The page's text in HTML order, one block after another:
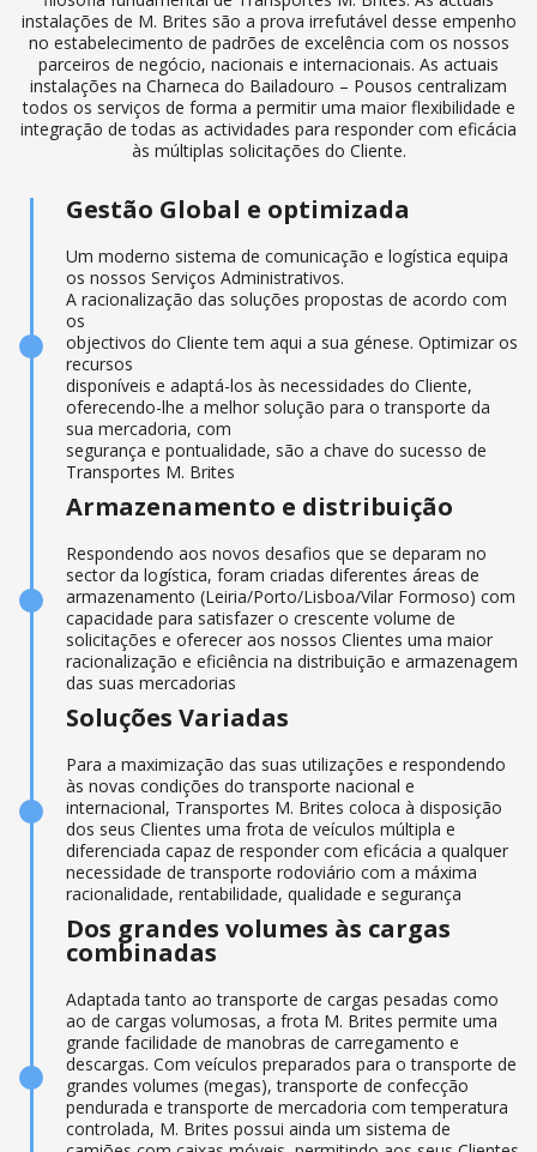
instalações de M. Brites são a prova irrefutável desse empenho
no estabelecimento de padrões de excelência com os nossos
parceiros de negócio, nacionais e internacionais. As actuais
instalações na Charneca do Bailadouro – Pousos centralizam
todos os serviços de forma a permitir uma maior flexibilidade e
integração de todas as actividades para responder com eficácia
às múltiplas solicitações do Cliente.
Gestão Global e optimizada
Um moderno sistema de comunicação e logística equipa
os nossos Serviços Administrativos.
A racionalização das soluções propostas de acordo com
os
objectivos do Cliente tem aqui a sua génese. Optimizar os
recursos
disponíveis e adaptá-los às necessidades do Cliente,
oferecendo-lhe a melhor solução para o transporte da
sua mercadoria, com
segurança e pontualidade, são a chave do sucesso de
Transportes M. Brites
Armazenamento e distribuição
Respondendo aos novos desafios que se deparam no
sector da logística, foram criadas diferentes áreas de
armazenamento (Leiria/Porto/Lisboa/Vilar Formoso) com
capacidade para satisfazer o crescente volume de
solicitações e oferecer aos nossos Clientes uma maior
racionalização e eficiência na distribuição e armazenagem
das suas mercadorias
Soluções Variadas
Para a maximização das suas utilizações e respondendo
às novas condições do transporte nacional e
internacional, Transportes M. Brites coloca à disposição
dos seus Clientes uma frota de veículos múltipla e
diferenciada capaz de responder com eficácia a qualquer
necessidade de transporte rodoviário com a máxima
racionalidade, rentabilidade, qualidade e segurança
Dos grandes volumes às cargas
combinadas
Adaptada tanto ao transporte de cargas pesadas como
ao de cargas volumosas, a frota M. Brites permite uma
grande facilidade de manobras de carregamento e
descargas. Com veículos preparados para o transporte de
grandes volumes (megas), transporte de confecção
pendurada e transporte de mercadoria com temperatura
controlada, M. Brites possui ainda um sistema de